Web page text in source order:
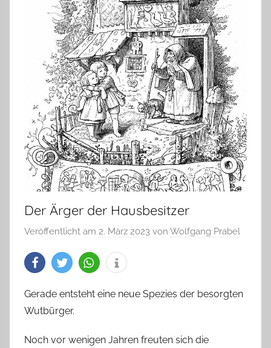
Der Ärger der Hausbesitzer
Veröffentlicht am 2. März 2023 von Wolfgang Prabel
Gerade entsteht eine neue Spezies der besorgten
Wutbürger.
Noch vor wenigen Jahren freuten sich die